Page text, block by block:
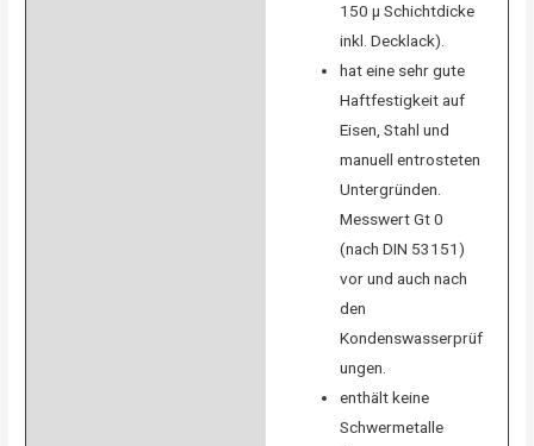
150 µ Schichtdicke
inkl. Decklack).
hat eine sehr gute
Haftfestigkeit auf
Eisen, Stahl und
manuell entrosteten
Untergründen.
Messwert Gt 0
(nach DIN 53151)
vor und auch nach
den
Kondenswasserprüf
ungen.
enthält keine
Schwermetalle